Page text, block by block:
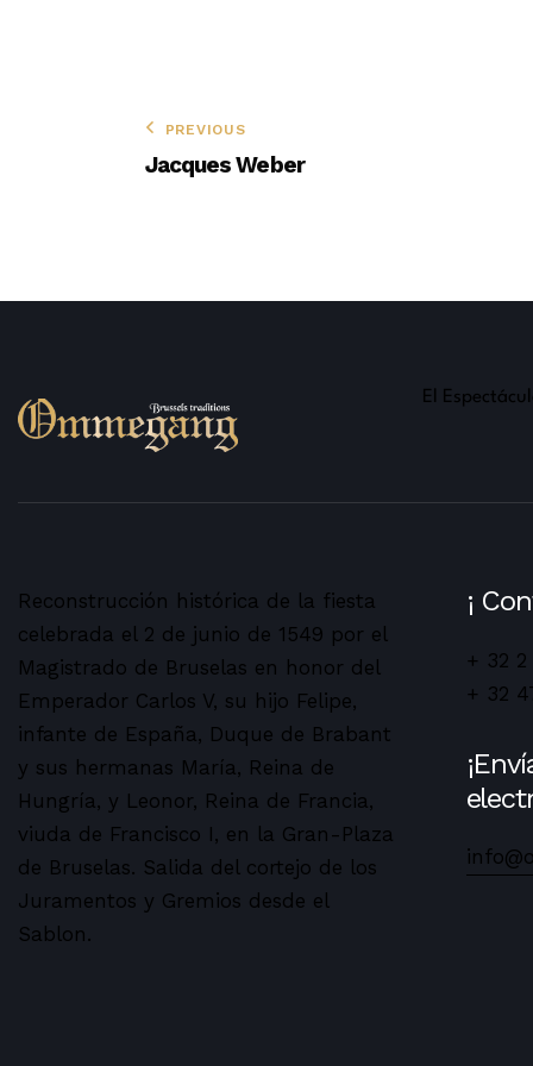
PREVIOUS
Jacques Weber
El
Reconstrucción histórica de la fiesta
celebrada el 2 de junio de 1549 por el
Magistrado de Bruselas en honor del
Emperador Carlos V, su hijo Felipe,
infante de España, Duque de Brabant
y sus hermanas María, Reina de
Hungría, y Leonor, Reina de Francia,
viuda de Francisco I, en la Gran-Plaza
de Bruselas. Salida del cortejo de los
Juramentos y Gremios desde el
Sablon.
¡
+ 32 2
+ 32